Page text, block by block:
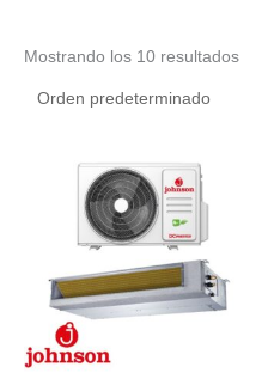
Mostrando los 10 resultados